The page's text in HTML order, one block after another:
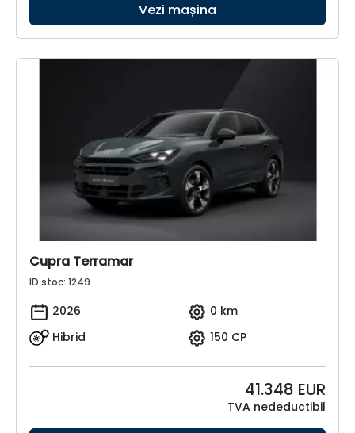
Vezi mașina
Cupra Terramar
ID stoc: 1249
2026
0 km
Hibrid
150 CP
41.348 EUR
TVA nedeductibil